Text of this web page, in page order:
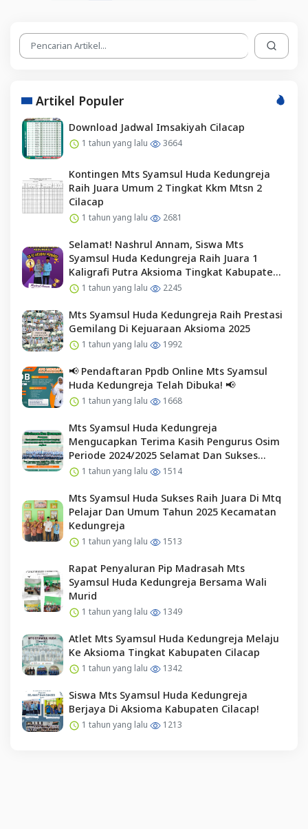
Artikel Populer
Download Jadwal Imsakiyah Cilacap
1 tahun yang lalu 3664
Kontingen Mts Syamsul Huda Kedungreja
Raih Juara Umum 2 Tingkat Kkm Mtsn 2
Cilacap
1 tahun yang lalu 2681
Selamat! Nashrul Annam, Siswa Mts
Syamsul Huda Kedungreja Raih Juara 1
Kaligrafi Putra Aksioma Tingkat Kabupaten
Cilacap
1 tahun yang lalu 2245
Mts Syamsul Huda Kedungreja Raih Prestasi
Gemilang Di Kejuaraan Aksioma 2025
1 tahun yang lalu 1992
📢 Pendaftaran Ppdb Online Mts Syamsul
Huda Kedungreja Telah Dibuka! 📢
1 tahun yang lalu 1668
Mts Syamsul Huda Kedungreja
Mengucapkan Terima Kasih Pengurus Osim
Periode 2024/2025 Selamat Dan Sukses
Kepada Pengurus Osim Periode 2025/2026
1 tahun yang lalu 1514
Mts Syamsul Huda Sukses Raih Juara Di Mtq
Pelajar Dan Umum Tahun 2025 Kecamatan
Kedungreja
1 tahun yang lalu 1513
Rapat Penyaluran Pip Madrasah Mts
Syamsul Huda Kedungreja Bersama Wali
Murid
1 tahun yang lalu 1349
Atlet Mts Syamsul Huda Kedungreja Melaju
Ke Aksioma Tingkat Kabupaten Cilacap
1 tahun yang lalu 1342
Siswa Mts Syamsul Huda Kedungreja
Berjaya Di Aksioma Kabupaten Cilacap!
1 tahun yang lalu 1213